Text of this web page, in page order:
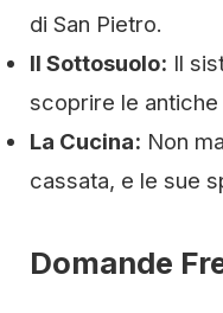
di San Pietro.
Il Sottosuolo: Il
scoprire le
La Cucina: Non
cassata, e le sue
Domande